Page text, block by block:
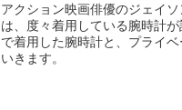
アクション映画俳優のジェイ
は、度々着用している腕時計
で着用した腕時計と、プライ
いきます。